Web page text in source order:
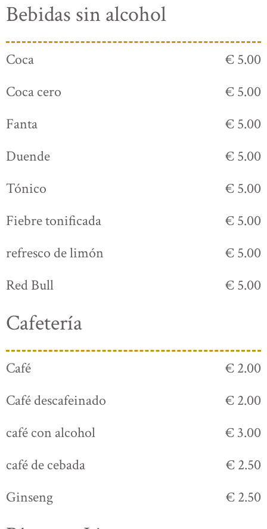
Bebidas sin alcohol
Coca
€ 5.00
Coca cero
€ 5.00
Fanta
€ 5.00
Duende
€ 5.00
Tónico
€ 5.00
Fiebre tonificada
€ 5.00
refresco de limón
€ 5.00
Red Bull
€ 5.00
Cafetería
Café
€ 2.00
Café descafeinado
€ 2.00
café con alcohol
€ 3.00
café de cebada
€ 2.50
Ginseng
€ 2.50